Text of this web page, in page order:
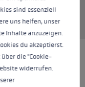
sind essenziell
uns helfen, unser
Inhalte anzuzeigen.
du akzeptierst.
die "Cookie-
widerrufen.